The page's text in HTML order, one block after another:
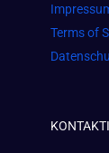
Terms of